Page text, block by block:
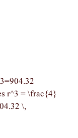
r^3 = \frac{4}
\,